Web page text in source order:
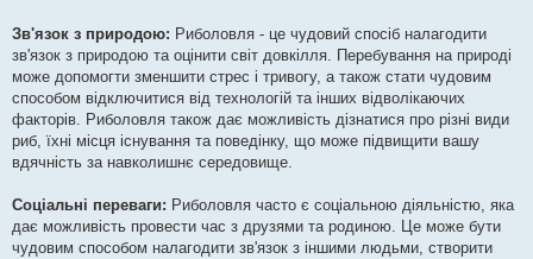
Зв'язок з природою: Риболовля - це чудовий спосіб налагодити
зв'язок з природою та оцінити світ довкілля. Перебування на природі
може допомогти зменшити стрес і тривогу, а також стати чудовим
способом відключитися від технологій та інших відволікаючих
факторів. Риболовля також дає можливість дізнатися про різні види
риб, їхні місця існування та поведінку, що може підвищити вашу
вдячність за навколишнє середовище.
Соціальні переваги: Риболовля часто є соціальною діяльністю, яка
дає можливість провести час з друзями та родиною. Це може бути
чудовим способом налагодити зв'язок з іншими людьми, створити